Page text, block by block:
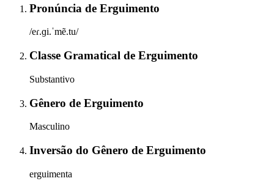
Pronúncia de Erguimento
/eɾ.ɡi.ˈmẽ.tu/
Classe Gramatical de Erguimento
Substantivo
Gênero de Erguimento
Masculino
Inversão do Gênero de Erguimento
erguimenta